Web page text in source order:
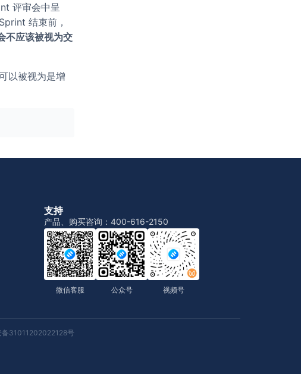
评审会中呈
结束前，
不应该被视为交
以被视为是增
支持
产品、购买咨询：400-616-2150
微信客服 公众号 视频号
备31011202022128号